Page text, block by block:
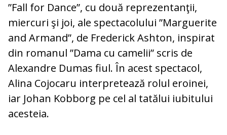
”Fall for Dance”, cu două reprezentanţii,
miercuri şi joi, ale spectacolului ”Marguerite
and Armand”, de Frederick Ashton, inspirat
din romanul ”Dama cu camelii” scris de
Alexandre Dumas fiul. În acest spectacol,
Alina Cojocaru interpretează rolul eroinei,
iar Johan Kobborg pe cel al tatălui iubitului
acesteia.